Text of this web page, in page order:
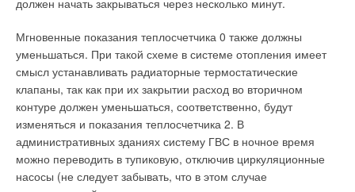
должен начать закрываться через несколько минут.
Мгновенные показания теплосчетчика 0 также должны
уменьшаться. При такой схеме в системе отопления имеет
смысл устанавливать радиаторные термостатические
клапаны, так как при их закрытии расход во вторичном
контуре должен уменьшаться, соответственно, будут
изменяться и показания теплосчетчика 2. В
административных зданиях систему ГВС в ночное время
можно переводить в тупиковую, отключив циркуляционные
насосы (не следует забывать, что в этом случае
температуре и влажности) по всему объему помещения
гораздо лучше, чем протяженная сеть воздуховодов, то есть
они снижают энергозатраты при эксплуатации системы
отопления (или же кондиционирования). У каждого
производителя потолочных вентиляторов свои методики
подбора данных изделий, в зависимости от максимальной
высоты размещения и расчетной обслуживаемой зоны для
призванный воплотить в жизнь идею создания источника
альтернативной энергии, генерирующего ее в
промышленных объемах. Штаб-квартиры компании-
разработчика проекта BrightSource Energy расположены в
Окленде (штат Калифорния, США) и в Израиле. Начало
«Айванпа» было положено в 2004 году, а первые проекты
компании по созданию солнечных ферм осуществлялись в
американской пустыне Мохаве еще в 1980-х и 1990-х годах.
В итоге компания BrightSource превратилась в один из